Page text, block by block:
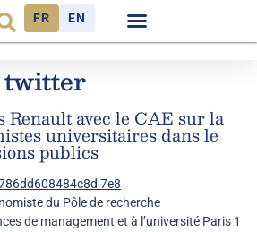
FR EN
twitter
Renault avec le CAE sur la
universitaires dans le
publics
du Pôle de recherche
de management et à l’université Paris 1